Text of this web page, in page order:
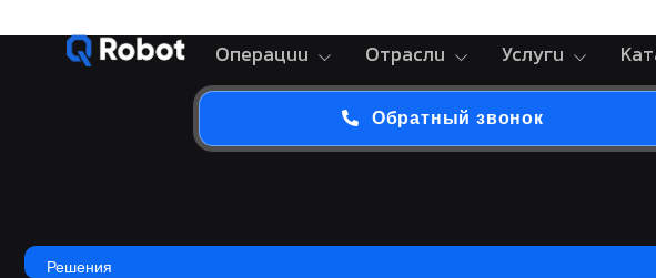
Операции Отрасли Услуги
Обратный звонок
Решения